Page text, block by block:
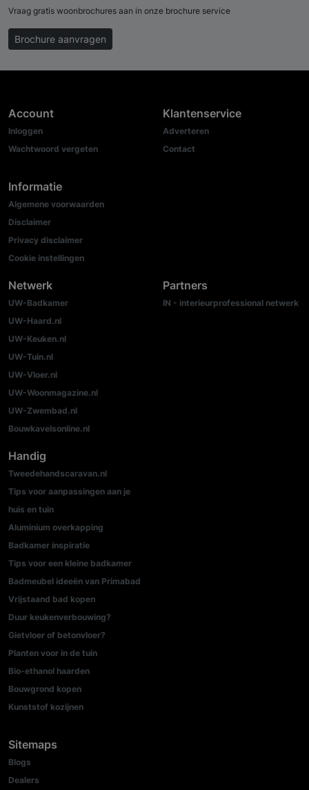
Vraag gratis woonbrochures aan in onze brochure service
Brochure aanvragen
Account
Inloggen
Wachtwoord vergeten
Informatie
Algemene voorwaarden
Disclaimer
Privacy disclaimer
Cookie instellingen
Klantenservice
Adverteren
Contact
Netwerk
UW-Badkamer
UW-Haard.nl
UW-Keuken.nl
UW-Tuin.nl
UW-Vloer.nl
UW-Woonmagazine.nl
UW-Zwembad.nl
Bouwkavelsonline.nl
Partners
IN - interieurprofessional netwerk
Handig
Tweedehandscaravan.nl
Tips voor aanpassingen aan je
huis en tuin
Aluminium overkapping
Badkamer inspiratie
Tips voor een kleine badkamer
Badmeubel ideeën van Primabad
Vrijstaand bad kopen
Duur keukenverbouwing?
Gietvloer of betonvloer?
Planten voor in de tuin
Bio-ethanol haarden
Bouwgrond kopen
Kunststof kozijnen
Sitemaps
Blogs
Dealers